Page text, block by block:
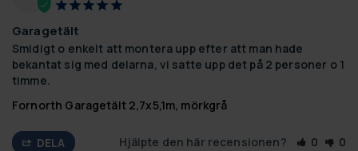
Garagetält
Smidigt o enkelt att montera upp efter att man hade
bekantat sig med delarna, vi satte upp det på 2 personer o 1
timme.
Fornorth Garagetält 2,7x5,1m, mörkgrå
DELA Hjälpte den här recensionen? 0 0